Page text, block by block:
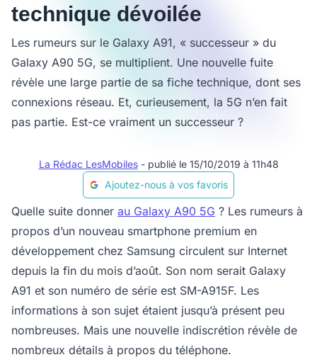
technique dévoilée
Les rumeurs sur le Galaxy A91, « successeur » du
Galaxy A90 5G, se multiplient. Une nouvelle fuite
révèle une large partie de sa fiche technique, dont ses
connexions réseau. Et, curieusement, la 5G n’en fait
pas partie. Est-ce vraiment un successeur ?
La Rédac LesMobiles - publié le 15/10/2019 à 11h48
Ajoutez-nous à vos favoris
Quelle suite donner au Galaxy A90 5G ? Les rumeurs à
propos d’un nouveau smartphone premium en
développement chez Samsung circulent sur Internet
depuis la fin du mois d’août. Son nom serait Galaxy
A91 et son numéro de série est SM-A915F. Les
informations à son sujet étaient jusqu’à présent peu
nombreuses. Mais une nouvelle indiscrétion révèle de
nombreux détails à propos du téléphone.